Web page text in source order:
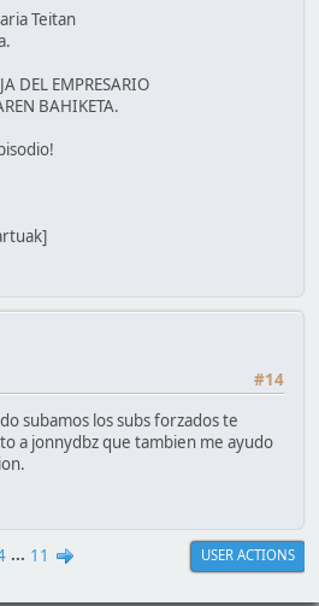
Teitan
DEL EMPRESARIO
BAHIKETA.
#14
subamos los subs forzados te
a jonnydbz que tambien me ayudo
... 11 USER ACTIONS